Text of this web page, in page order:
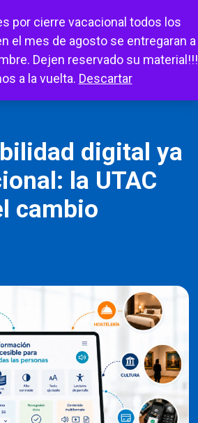
por cierre vacacional todos los
el mes de agosto se entregaran a
Dejen reservado su material!!!
a la vuelta. Descartar
Favoritos Escuchar
digital ya
la UTAC
cambio